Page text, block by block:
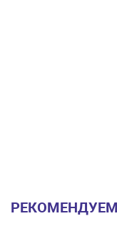
РЕКОМЕНДУЕМ